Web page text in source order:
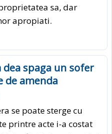
sa, dar
apropiati.
dea spaga un sofer
de amenda
se poate sterge cu
printre acte i-a costat